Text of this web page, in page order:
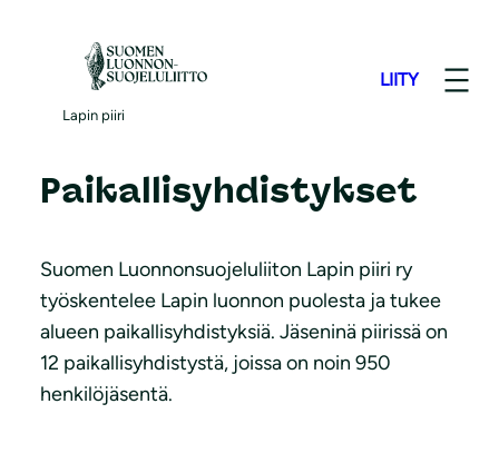
Lapin piiri
LIITY
Lapin piirin
Paikallisyhdistykset
Suomen Luonnonsuojeluliiton Lapin piiri ry
työskentelee Lapin luonnon puolesta ja tukee
alueen paikallisyhdistyksiä. Jäseninä piirissä on
12 paikallisyhdistystä, joissa on noin 950
henkilöjäsentä.